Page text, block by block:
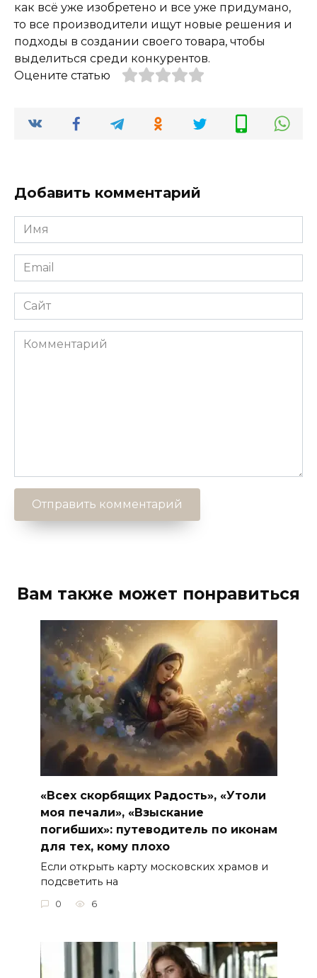
как всё уже изобретено и все уже придумано,
то все производители ищут новые решения и
подходы в создании своего товара, чтобы
выделиться среди конкурентов.
Оцените статью
Добавить комментарий
Имя
*
Email
*
Сайт
Комментарий
Вам также может понравиться
«Всех скорбящих Радость», «Утоли
моя печали», «Взыскание
погибших»: путеводитель по иконам
для тех, кому плохо
Если открыть карту московских храмов и
подсветить на
0 6